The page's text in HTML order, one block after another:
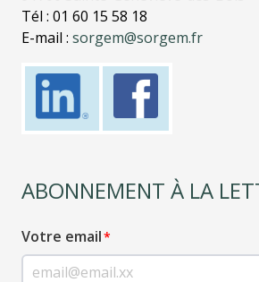
Tél : 01 60 15 58 18
E-mail : sorgem@sorgem.fr
ABONNEMENT À LA
Votre email